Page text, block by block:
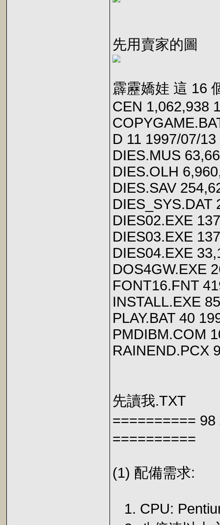
先用賣家的圖
霹靂嬌娃 這 16
CEN 1,062,938
D 11 1997/07/
DIES.MUS
DIES.OLH
DIES.SAV
DIES_SYS.DAT
DIES02.EXE
DIES03.EXE
DIES04.EXE
DOS4GW.EXE
FONT16.FNT
INSTALL.EXE
PLAY.BAT 40
PMDIBM.COM
RAINEND.PCX
先讀我.TXT
==========
==========
(1) 配備需求:
1. CPU: